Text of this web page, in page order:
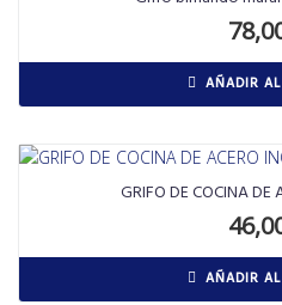
AÑADIR
GRIFO DE COCINA DE
AÑADIR